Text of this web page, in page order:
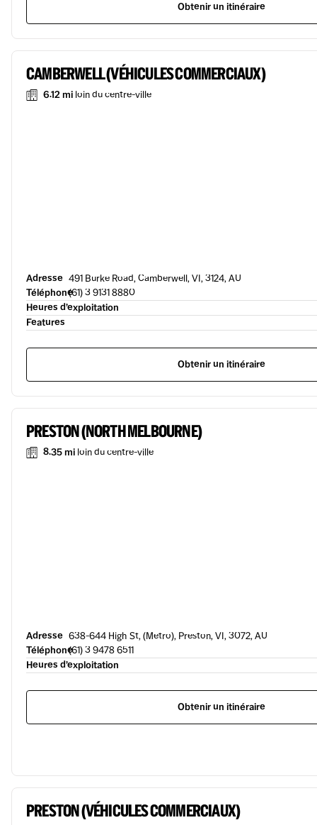
Obtenir un itinéraire
CAMBERWELL (VÉHICULES COMMERCIAUX)
6.12 mi loin du centre-ville
Adresse 491 Burke Road, Camberwell, VI, 3124, AU
Téléphone(61) 3 9131 8880
Heures d’exploitation
Features
Obtenir un itinéraire
PRESTON (NORTH MELBOURNE)
8.35 mi loin du centre-ville
Adresse 638-644 High St, (Metro), Preston, VI, 3072, AU
Téléphone(61) 3 9478 6511
Heures d’exploitation
Obtenir un itinéraire
PRESTON (VÉHICULES COMMERCIAUX)